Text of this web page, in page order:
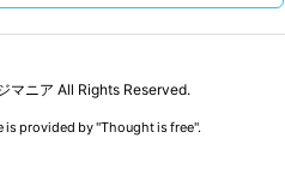
マニア All Rights Reserved.
is provided by "Thought is free".